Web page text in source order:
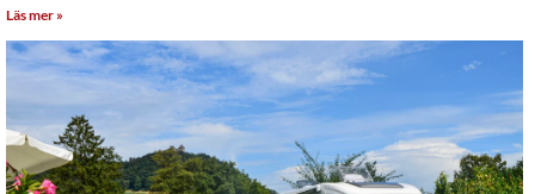
Läs mer »